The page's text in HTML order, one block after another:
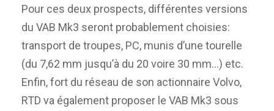
Pour ces deux prospects, différentes versions
du VAB Mk3 seront probablement choisies:
transport de troupes, PC, munis d’une tourelle
(du 7,62 mm jusqu’à du 20 voire 30 mm…) etc.
Enfin, fort du réseau de son actionnaire Volvo,
RTD va également proposer le VAB Mk3 sous